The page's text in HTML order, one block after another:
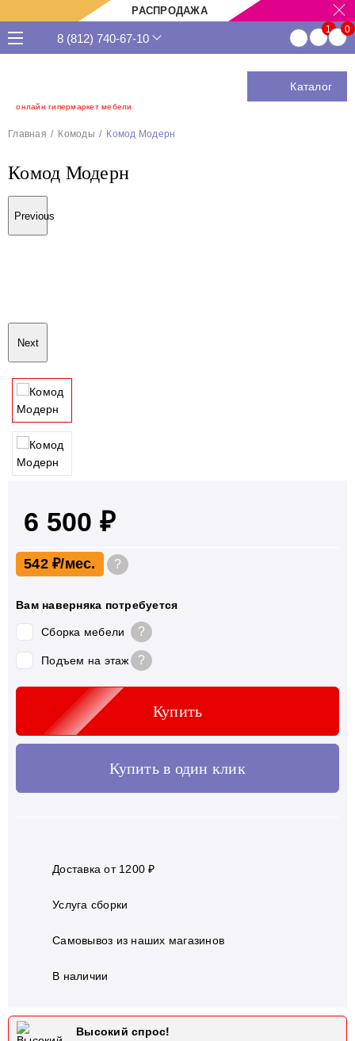
РАСПРОДАЖА
онлайн гипермаркет мебели
8 (812) 740-67-10
Каталог
Главная Комоды Комод Модерн
Комод Модерн
Previous
Next
6 500 ₽
542 ₽ ?
Вам наверняка потребуется
Сборка мебели ?
Подъем на этаж ?
Купить
Купить в один клик
Доставка от 1200 ₽
Услуга сборки
Самовывоз из наших магазинов
В наличии
Высокий спрос!